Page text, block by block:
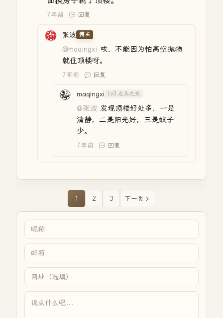
7年前 回复
张波 博主
@maqingxi 唉，不能因为怕高空抛物
就住顶楼呀。
7年前 回复
maqingxi Lv3.点头之交
@张波 发现顶楼好处多，一是
清静，二是阳光好，三是蚊子
少。
7年前 回复
1 2 3 下一页